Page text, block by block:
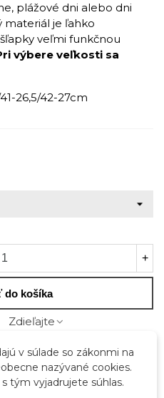
plážové dni alebo dni
materiál je ľahko
veľmi funkčnou
výbere veľkosti sa
26,5/42-27cm
+
do košíka
Zdieľajte
v súlade so zákonmi na
nazývané cookies.
tým vyjadrujete súhlas.